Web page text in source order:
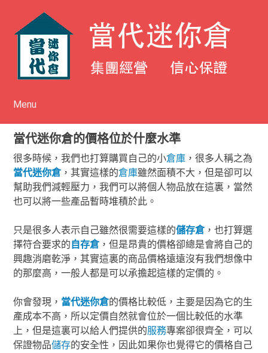
Menu
當代迷你倉的價格位於什麼水準
很多時候，我們也打算購買自己的小倉庫 ，很多人稱之為
當代迷你倉 ，其實這樣的倉庫雖然面積不大，但是卻可以
幫助我們減輕壓力，我們可以將個人物品放在這裏，當然
也可以將一些產品暫時堆積於此。
只是很多人表示自己雖然很需要這樣的儲存倉 ，也打算選
擇符合要求的自存倉 ，但是昂貴的價格卻總是會將自己的
興趣消磨乾淨，其實這裏的商品價格遠遠沒有我們想像中
的那麼高，一般人都是可以承擔起這樣的定價的。
你會發現， 當代迷你倉的價格比較低，主要是因為它的生
產成本不高，所以定價自然就會位於一個比較低的水準
上，但是這裏可以給人們提供的服務專案卻很齊全，可以
保證物品儲存的安全性，因此如果你也覺得它的價格自己